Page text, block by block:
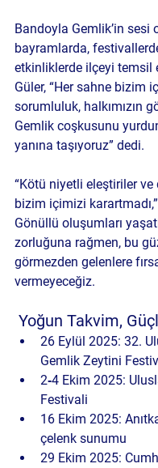
Bandoyla Gemlik’in sesi
bayramlarda,
etkinliklerde ilçeyi temsil
Güler, “Her sahne bizim
sorumluluk, halkımızın
Gemlik coşkusunu
yanına taşıyoruz” dedi.
“Kötü niyetli eleştiriler ve
bizim içimizi
Gönüllü oluşumları
zorluğuna rağmen, bu
görmezden gelenlere
vermeyeceğiz.
Yoğun Takvim,
26 Eylül 2025: 32.
Gemlik Zeytini
2‑4 Ekim 2025:
Festivali
16 Ekim 2025:
çelenk sunumu
29 Ekim 2025: